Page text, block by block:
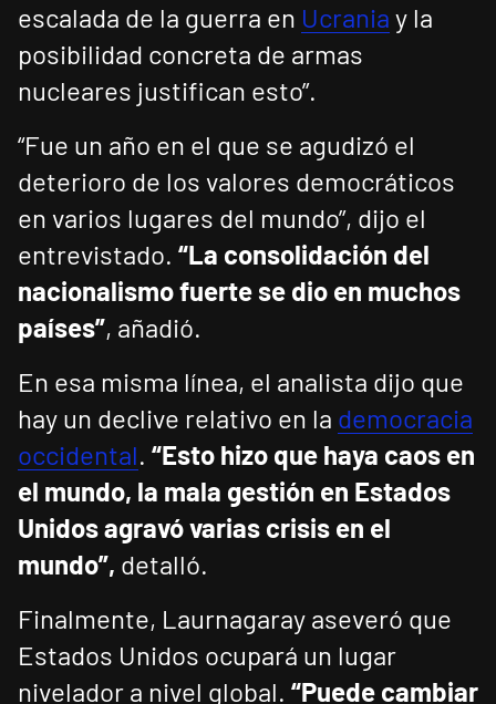
escalada de la guerra en Ucrania y la
posibilidad concreta de armas
nucleares justifican esto”.
“Fue un año en el que se agudizó el
deterioro de los valores democráticos
en varios lugares del mundo”, dijo el
entrevistado. “La consolidación del
nacionalismo fuerte se dio en muchos
países”, añadió.
En esa misma línea, el analista dijo que
hay un declive relativo en la democracia
occidental. “Esto hizo que haya caos en
el mundo, la mala gestión en Estados
Unidos agravó varias crisis en el
mundo”, detalló.
Finalmente, Laurnagaray aseveró que
Estados Unidos ocupará un lugar
nivelador a nivel global. “Puede cambiar